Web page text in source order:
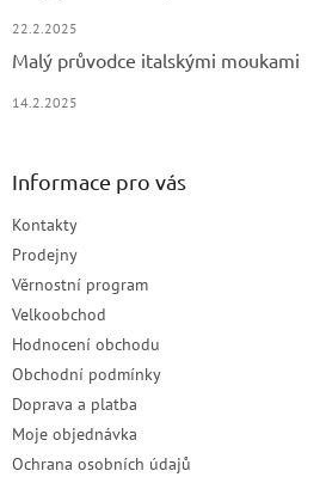
22.2.2025
Malý průvodce italskými moukami
14.2.2025
Informace pro vás
Kontakty
Prodejny
Věrnostní program
Velkoobchod
Hodnocení obchodu
Obchodní podmínky
Doprava a platba
Moje objednávka
Ochrana osobních údajů